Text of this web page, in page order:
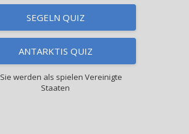
SEGELN QUIZ
ANTARKTIS QUIZ
Sie werden als spielen Vereinigte
Staaten